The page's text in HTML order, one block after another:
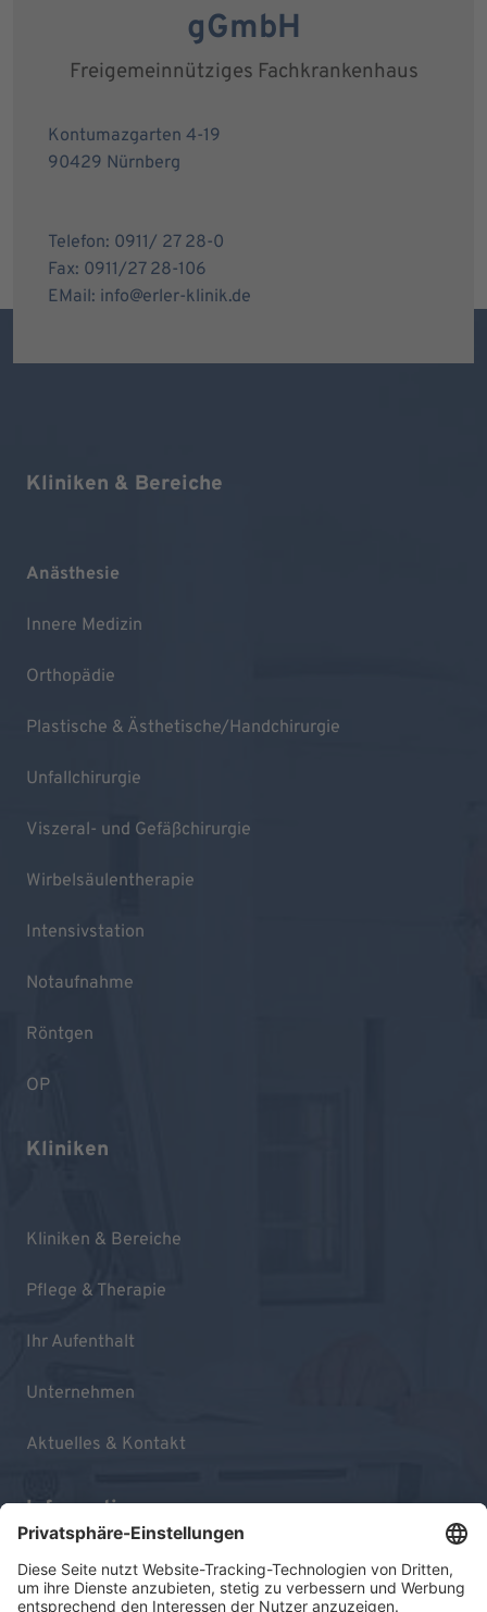
gGmbH
Freigemeinnütziges Fachkrankenhaus
Kontumazgarten 4-19
90429 Nürnberg
Telefon: 0911/ 27 28-0
Fax: 0911/27 28-106
EMail: info@erler-klinik.de
Kliniken & Bereiche
Anästhesie
Innere Medizin
Orthopädie
Plastische & Ästhetische/Handchirurgie
Unfallchirurgie
Viszeral- und Gefäßchirurgie
Wirbelsäulentherapie
Intensivstation
Notaufnahme
Röntgen
OP
Kliniken
Kliniken & Bereiche
Pflege & Therapie
Ihr Aufenthalt
Unternehmen
Aktuelles & Kontakt
Informationen
Impressum